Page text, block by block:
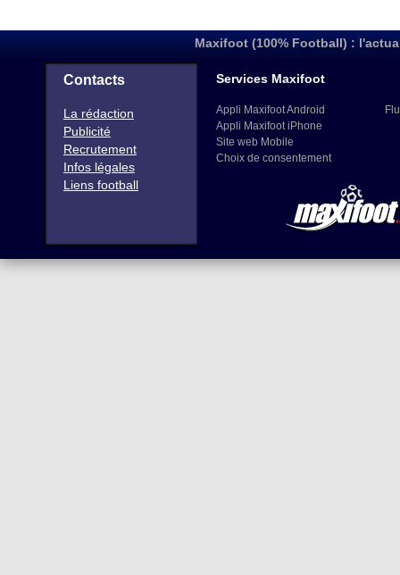
Maxifoot (100% Football) :
Contacts
La rédaction
Publicité
Recrutement
Infos légales
Liens football
Services Maxifoot
Appli Maxifoot Android
Appli Maxifoot iPhone
Site web Mobile
Choix de consentement